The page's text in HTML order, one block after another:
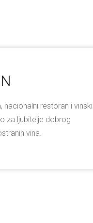
nacionalni restoran i vinski
za ljubitelje dobrog
vina.